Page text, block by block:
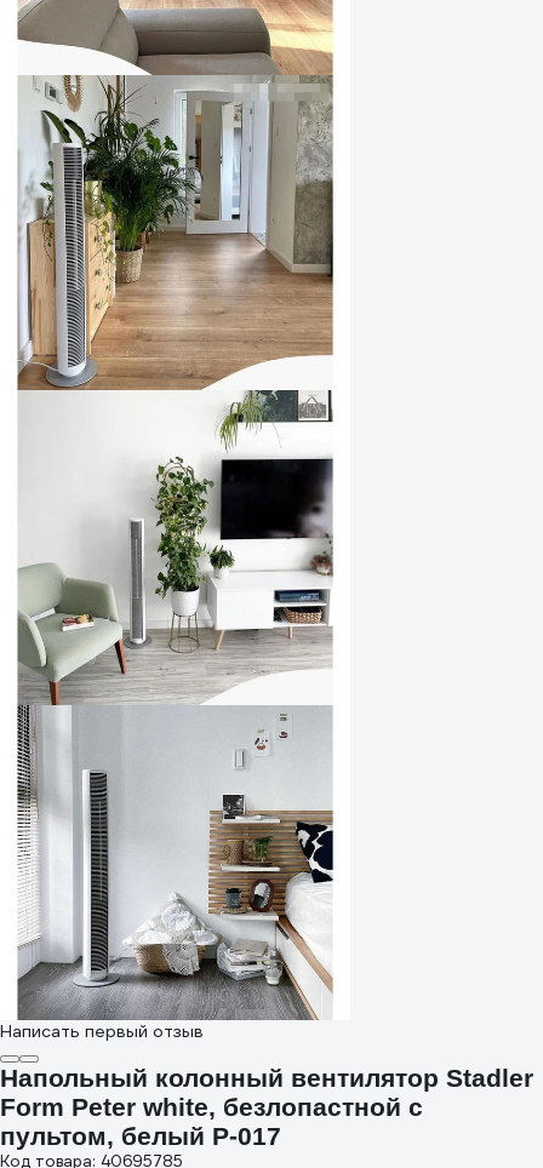
Написать первый отзыв
Напольный колонный вентилятор Stadler
Form Peter white, безлопастной с
пультом, белый P-017
Код товара: 40695785